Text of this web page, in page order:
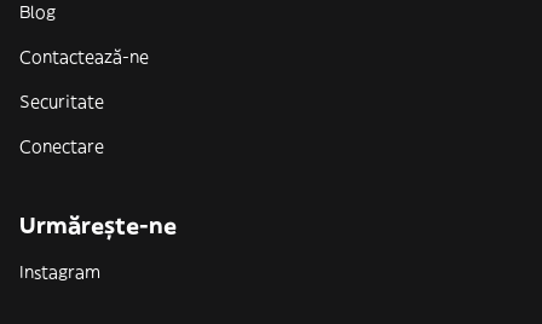
Blog
Contactează-ne
Securitate
Conectare
Urmărește-ne
Instagram